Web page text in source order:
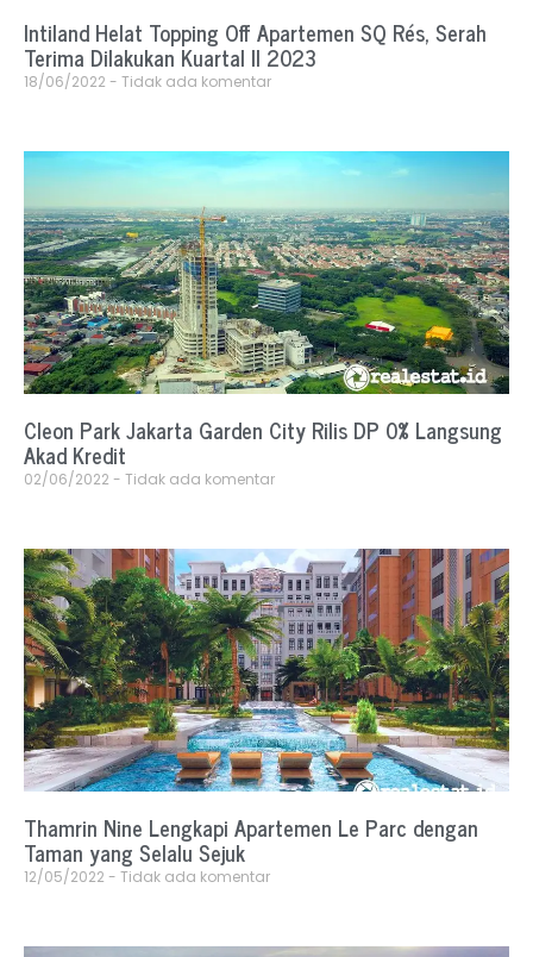
Intiland Helat Topping Off Apartemen SQ Rés, Serah
Terima Dilakukan Kuartal II 2023
18/06/2022 Tidak ada komentar
Cleon Park Jakarta Garden City Rilis DP 0% Langsung
Akad Kredit
02/06/2022 Tidak ada komentar
Thamrin Nine Lengkapi Apartemen Le Parc dengan
Taman yang Selalu Sejuk
12/05/2022 Tidak ada komentar